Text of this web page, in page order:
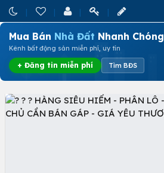
Mua Bán Nhà Đất Nhanh Chóng
Kênh bất động sản miễn phí, uy tín
+ Đăng tin miễn phí Tìm BĐS